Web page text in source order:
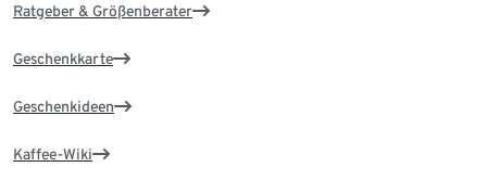
Ratgeber & Größenberater
Geschenkkarte
Geschenkideen
Kaffee-Wiki